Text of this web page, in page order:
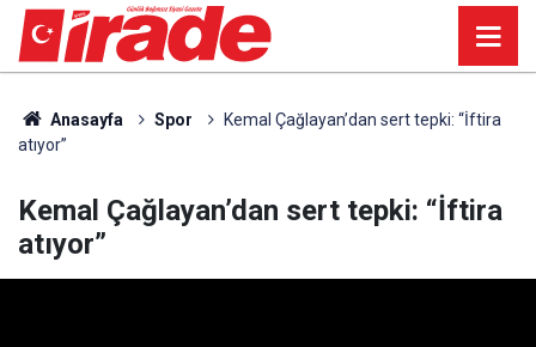
Anasayfa Spor
Kemal Çağlayan’dan sert tepki: “İftira
atıyor”
Kemal Çağlayan’dan sert tepki: “İftira
atıyor”